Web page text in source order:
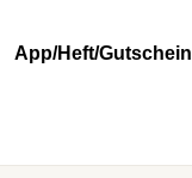
App/Heft/Gutschein